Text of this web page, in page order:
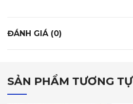
ĐÁNH GIÁ (0)
SẢN PHẨM TƯƠNG TỰ